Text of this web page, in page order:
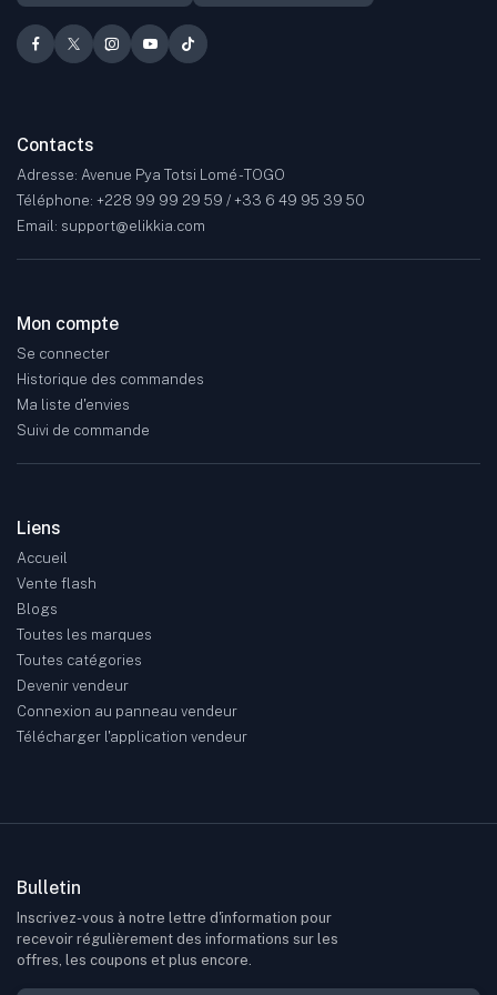
Contacts
Adresse: Avenue Pya Totsi Lomé - TOGO
Téléphone: +228 99 99 29 59 / +33 6 49 95 39 50
Email: support@elikkia.com
Mon compte
Se connecter
Historique des commandes
Ma liste d'envies
Suivi de commande
Liens
Accueil
Vente flash
Blogs
Toutes les marques
Toutes catégories
Devenir vendeur
Connexion au panneau vendeur
Télécharger l'application vendeur
Bulletin
Inscrivez-vous à notre lettre d'information pour
recevoir régulièrement des informations sur les
offres, les coupons et plus encore.